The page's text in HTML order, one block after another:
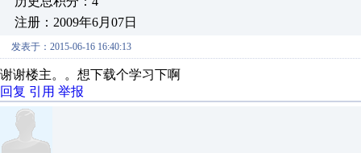
注册：2009年6月07日
发表于：2015-06-16 16:40:13
谢谢楼主。。想下载个学习下啊
回复 引用 举报